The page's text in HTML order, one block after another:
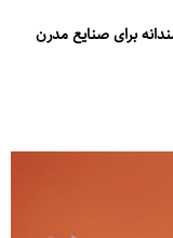
برای صنایع مدرن